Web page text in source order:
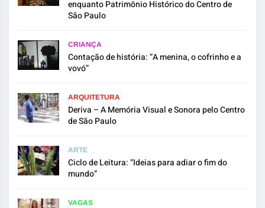
enquanto Patrimônio Histórico do Centro de
São Paulo
CRIANÇA
Contação de história: “A menina, o cofrinho e a
vovó”
ARQUITETURA
Deriva – A Memória Visual e Sonora pelo Centro
de São Paulo
ARTE
Ciclo de Leitura: “Ideias para adiar o fim do
mundo”
VAGAS